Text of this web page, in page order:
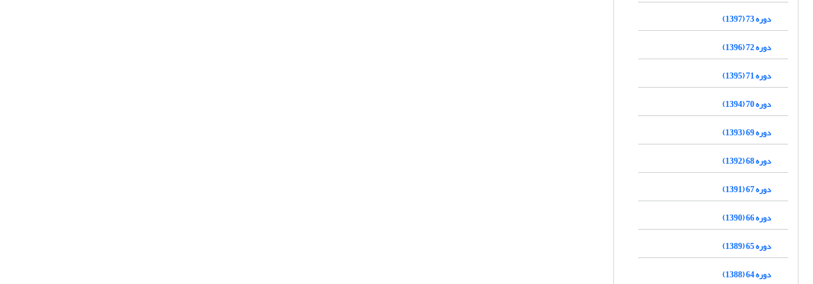
دوره 73 (1397)
دوره 72 (1396)
دوره 71 (1395)
دوره 70 (1394)
دوره 69 (1393)
دوره 68 (1392)
دوره 67 (1391)
دوره 66 (1390)
دوره 65 (1389)
دوره 64 (1388)